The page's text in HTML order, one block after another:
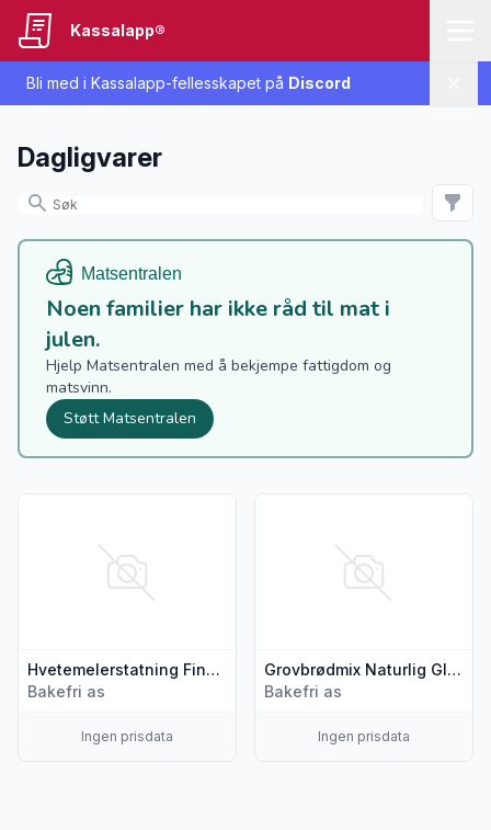
Bli med i Kassalapp-fellesskapet på Discord
Kassalapp®
Dagligvarer
Noen familier har ikke råd til mat i
julen.
Hjelp Matsentralen med å bekjempe fattigdom og
matsvinn.
Støtt Matsentralen
Hvetemelerstatning Finbakst/Mat Gl.Fri Bakefri
Bakefri as
Ingen prisdata
Grovbrødmix Naturlig Gl.Fri Bakefri
Bakefri as
Ingen prisdata